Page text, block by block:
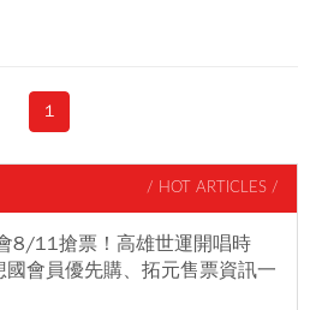
半年，深入體驗當地的文化與自然環
1
/ HOT ARTICLES /
8/11搶票！高雄世運開唱時
會員優先購、拓元售票資訊一